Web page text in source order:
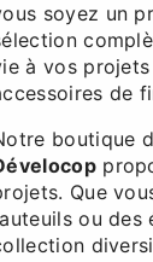
soyez un
à vos
de
boutique
Que
ou des